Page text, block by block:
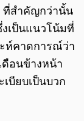
ที่สำคัญกว่านั้น
เป็นแนวโน้มที่
ห์คาดการณ์ว่า
ดือนข้างหน้า
บียบเป็นบวก